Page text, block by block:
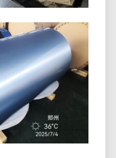
5086 Plat
H116
kelautan 5086 Pelat
kinerja luar biasa
dek, dan peralatan lepas
kekuatan yang
dan desain ringan.